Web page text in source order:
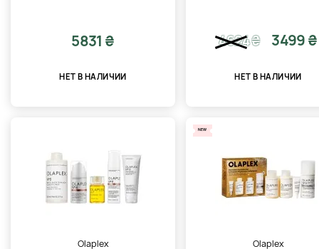
5831 ₴
НЕТ В НАЛИЧИИ
4624₴ 3499 ₴
НЕТ В НАЛИЧИИ
Olaplex
NEW
Olaplex